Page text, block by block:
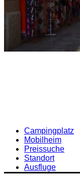
Campingplatz
Mobilheim
Preissuche
Standort
Ausfluge